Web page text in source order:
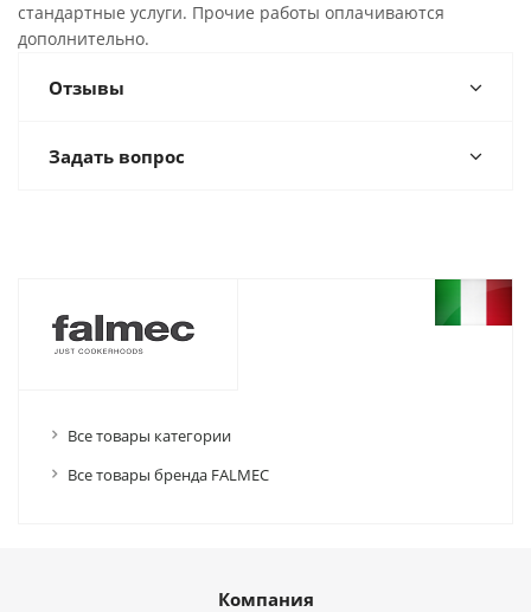
стандартные услуги. Прочие работы оплачиваются
дополнительно.
Отзывы
Задать вопрос
Все товары категории
Все товары бренда FALMEC
Компания